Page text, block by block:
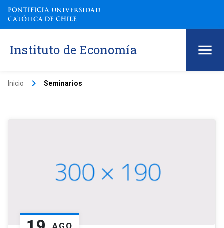
Instituto de Economía
Inicio keyboard_arrow_right Seminarios
AGO